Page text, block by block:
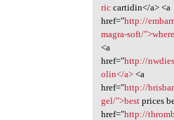
riccartidin</a> <a
href="http://
magra-soft/">where
<a
href="http://
olin</a><a
href="http://
gel/">bestprices
href="http://